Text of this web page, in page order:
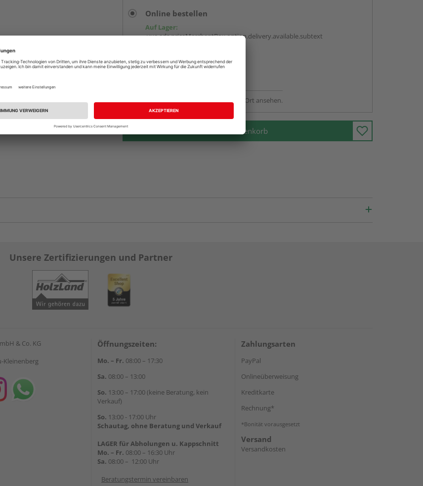
Online bestellen
Auf Lager:
vue.ads.priceMerchantBox.option.delivery.available.subtext
Beim Händler abholen
Verfügbar in der Ausstellung - vor Ort ansehen.
In den Warenkorb
Unsere Zertifizierungen und Partner
& Co. KG
Kleinenberg
Öffnungszeiten:
Mo. – Fr. 08:00 – 17:30
Sa. 08:00 – 13:00
So. 13:00 – 17:00 (keine Beratung, kein
Verkauf)
So. 13:00 - 17:00 Uhr
Schautag, ohne Beratung und Verkauf
LAGER für Abholungen u. Kappschnitt
Mo. – Fr. 08:00 – 16:30 Uhr
Sa. 08:00 – 12:00 Uhr
Beratungstermin vereinbaren
Zahlungsarten
PayPal
Onlineüberweisung
Kreditkarte
Rechnung*
*Bonität vorausgesetzt
Versand
Versandkosten